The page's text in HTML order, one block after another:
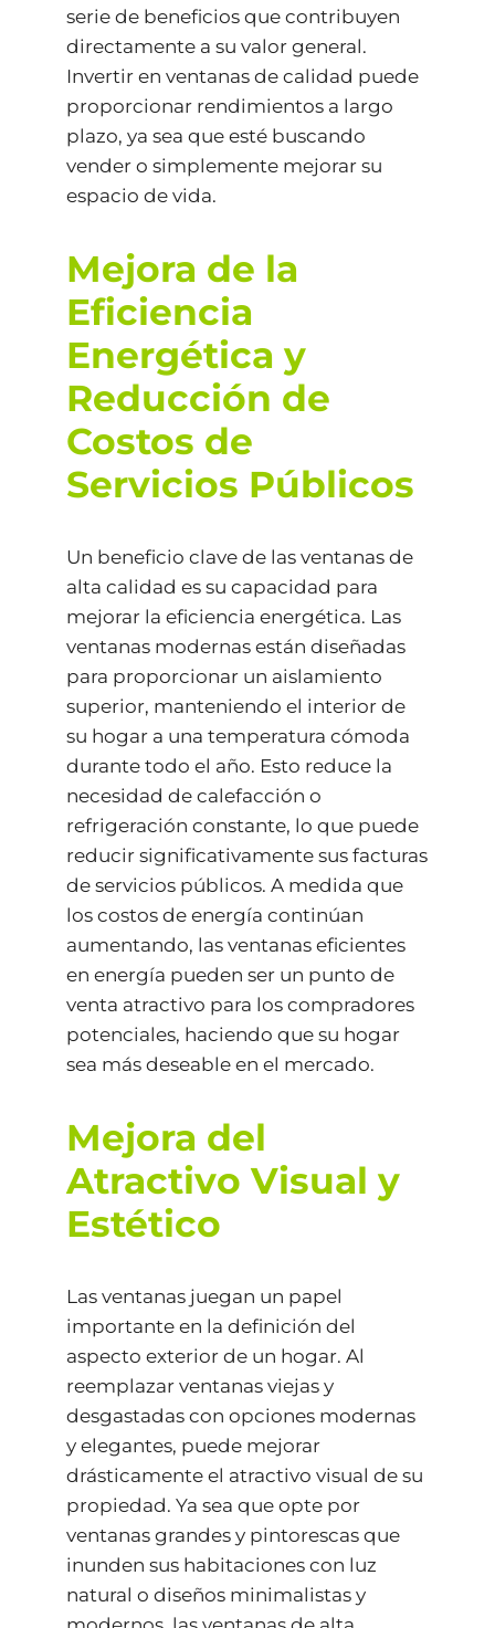
serie de beneficios que contribuyen
directamente a su valor general.
Invertir en ventanas de calidad puede
proporcionar rendimientos a largo
plazo, ya sea que esté buscando
vender o simplemente mejorar su
espacio de vida.
Mejora de la
Eficiencia
Energética y
Reducción de
Costos de
Servicios Públicos
Un beneficio clave de las ventanas de
alta calidad es su capacidad para
mejorar la eficiencia energética. Las
ventanas modernas están diseñadas
para proporcionar un aislamiento
superior, manteniendo el interior de
su hogar a una temperatura cómoda
durante todo el año. Esto reduce la
necesidad de calefacción o
refrigeración constante, lo que puede
reducir significativamente sus facturas
de servicios públicos. A medida que
los costos de energía continúan
aumentando, las ventanas eficientes
en energía pueden ser un punto de
venta atractivo para los compradores
potenciales, haciendo que su hogar
sea más deseable en el mercado.
Mejora del
Atractivo Visual y
Estético
Las ventanas juegan un papel
importante en la definición del
aspecto exterior de un hogar. Al
reemplazar ventanas viejas y
desgastadas con opciones modernas
y elegantes, puede mejorar
drásticamente el atractivo visual de su
propiedad. Ya sea que opte por
ventanas grandes y pintorescas que
inunden sus habitaciones con luz
natural o diseños minimalistas y